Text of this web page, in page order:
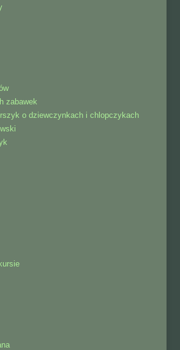
zabawek
o dziewczynkach i chlopczykach